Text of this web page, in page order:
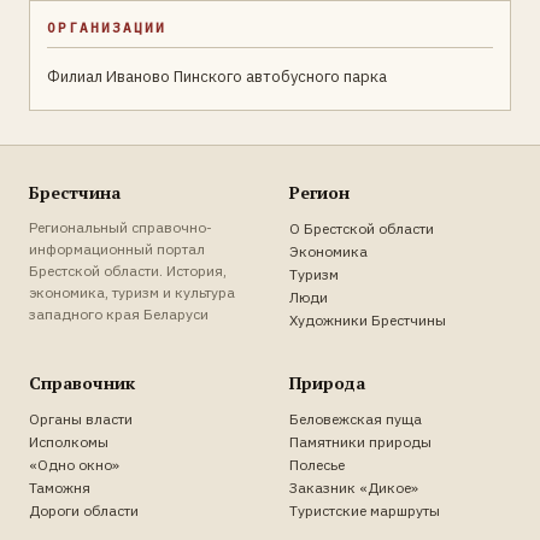
ОРГАНИЗАЦИИ
Филиал Иваново Пинского автобусного парка
Брестчина
Региональный справочно-
информационный портал
Брестской области. История,
экономика, туризм и культура
западного края Беларуси
Регион
О Брестской области
Экономика
Туризм
Люди
Художники Брестчины
Справочник
Органы власти
Исполкомы
«Одно окно»
Таможня
Дороги области
Природа
Беловежская пуща
Памятники природы
Полесье
Заказник «Дикое»
Туристские маршруты